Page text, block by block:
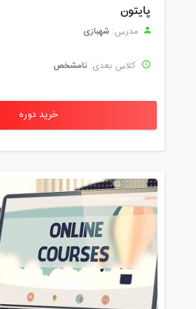
پایتون
مدرس: شهبازی
کلاس بعدی: نامشخص
خرید دوره